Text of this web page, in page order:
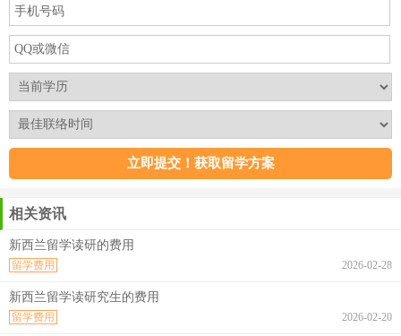
相关资讯
新西兰留学读研的费用
2026-02-28
留学费用
新西兰留学读研究生的费用
2026-02-20
留学费用